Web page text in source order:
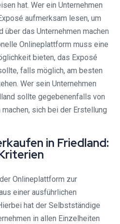
hat. Wer ein Unternehmen
aufmerksam lesen, um
das Unternehmen machen
Onlineplattform muss eine
bieten, das Exposé
falls möglich, am besten
Wer sein Unternehmen
sollte gegebenenfalls von
sich bei der Erstellung
in Friedland:
Onlineplattform zur
einer ausführlichen
hat der Selbstständige
in allen Einzelheiten